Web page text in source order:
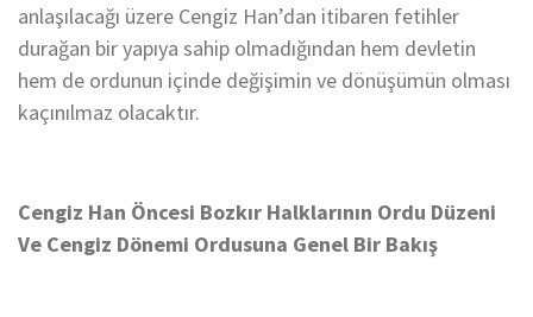
anlaşılacağı üzere Cengiz Han’dan itibaren fetihler
durağan bir yapıya sahip olmadığından hem devletin
hem de ordunun içinde değişimin ve dönüşümün olması
kaçınılmaz olacaktır.
Cengiz Han Öncesi Bozkır Halklarının Ordu Düzeni
Ve Cengiz Dönemi Ordusuna Genel Bir Bakış